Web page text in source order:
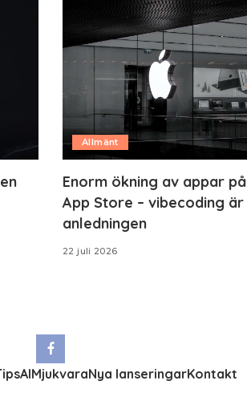
Allmänt
Enorm ökning av appar på
App Store – vibecoding är
anledningen
22 juli 2026
AIMjukvaraNya lanseringarKontakt